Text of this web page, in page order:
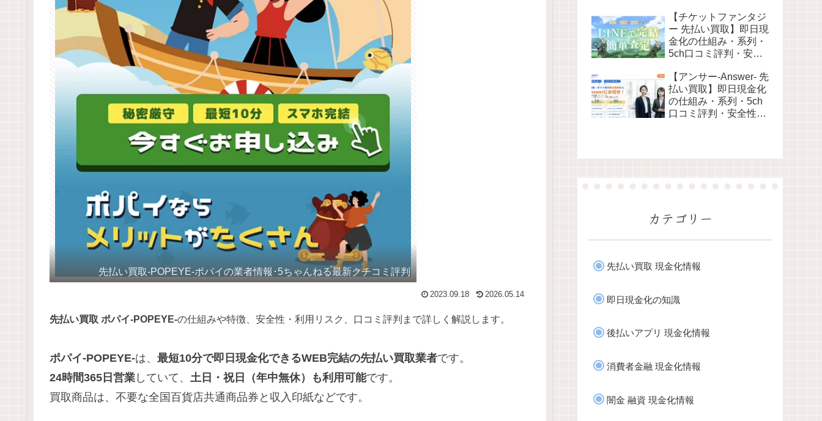
先払い買取-POPEYE-ポパイの業者情報･5ちゃんねる最新クチコミ評判
2023.09.18 2026.05.14
先払い買取 ポパイ-POPEYE-の仕組みや特徴、安全性・利用リスク、口コミ評判まで詳しく解説します。
ポパイ-POPEYE-は、 最短10分で即日現金化できるWEB完結の先払い買取業者です。
24時間365日営業 していて、 土日・祝日 （年中無休） も利用可能です。
買取商品は、不要な全国百貨店共通商品券と収入印紙などです。
【チケットファンタジ
ー 先払い買取】即日現
金化の仕組み・系列・
5ch口コミ評判・安全
新情報で徹底解説
【アンサー-Answer- 先
払い買取】即日現金化
の仕組み・系列・5ch
口コミ評判・安全性・
カテゴリー
先払い買取 現金化情報
即日現金化の知識
後払いアプリ 現金化情報
消費者金融 現金化情報
闇金 融資 現金化情報